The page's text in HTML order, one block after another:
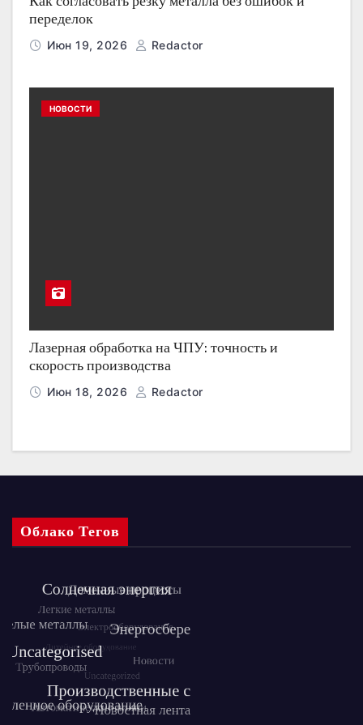
переделок
Июн 19, 2026 Redactor
НОВОСТИ
Лазерная обработка на ЧПУ: точность и
скорость производства
Июн 18, 2026 Redactor
Облако Тегов